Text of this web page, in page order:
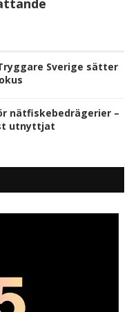
Sverige sätter
nätfiskebedrägerier –
utnyttjat